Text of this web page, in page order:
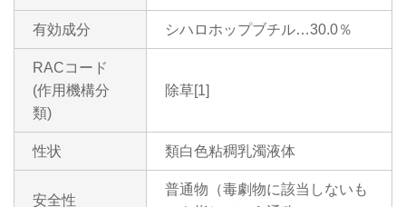
有効成分 シハロホップブチル…30.0％
RACコード
(作用機構分
類)
除草[1]
性状 類白色粘稠乳濁液体
安全性
普通物（毒劇物に該当しないも